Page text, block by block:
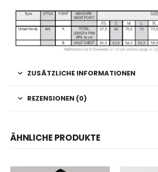
ZUSÄTZLICHE INFORMATIONEN
REZENSIONEN (0)
ÄHNLICHE PRODUKTE